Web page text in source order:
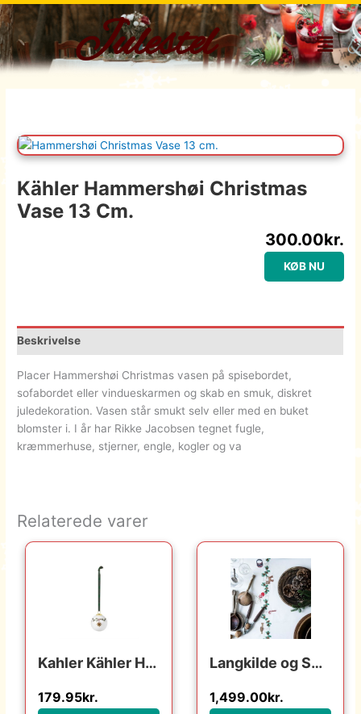
Gå
til
indholdet
Julestel Menu
Kähler Hammershøi Christmas
Vase 13 Cm.
300.00kr.
KØB NU
Beskrivelse
Placer Hammershøi Christmas vasen på spisebordet,
sofabordet eller vindueskarmen og skab en smuk, diskret
juledekoration. Vasen står smukt selv eller med en buket
blomster i. I år har Rikke Jacobsen tegnet fugle,
kræmmerhuse, stjerner, engle, kogler og va
Relaterede varer
Kahler Kähler Hammershøi Christmas julekugle 2021 : Erling Christensen Møbler : Erling Christensen Møbler
179.95kr.
Langkilde og Søn Langkilde & Søn – Juledug med broderi – 140 x 240 cm. : Erling Christensen Møbler : Erling Christensen Møbler
1,499.00kr.